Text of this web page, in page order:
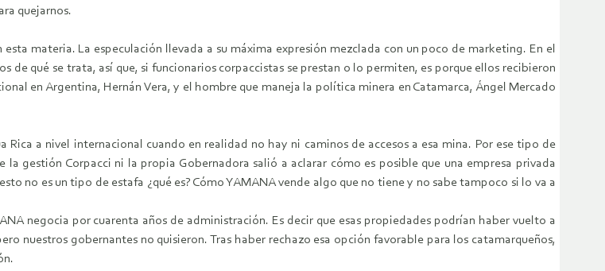
quejarnos.
materia. La especulación llevada a su máxima expresión mezclada con un poco de marketing. En el
de qué se trata, así que, si funcionarios corpaccistas se prestan o lo permiten, es porque ellos recibieron
en Argentina, Hernán Vera, y el hombre que maneja la política minera en Catamarca, Ángel Mercado
Rica a nivel internacional cuando en realidad no hay ni caminos de accesos a esa mina. Por ese tipo de
gestión Corpacci ni la propia Gobernadora salió a aclarar cómo es posible que una empresa privada
no es un tipo de estafa ¿qué es? Cómo YAMANA vende algo que no tiene y no sabe tampoco si lo va a
negocia por cuarenta años de administración. Es decir que esas propiedades podrían haber vuelto a
nuestros gobernantes no quisieron. Tras haber rechazo esa opción favorable para los catamarqueños,